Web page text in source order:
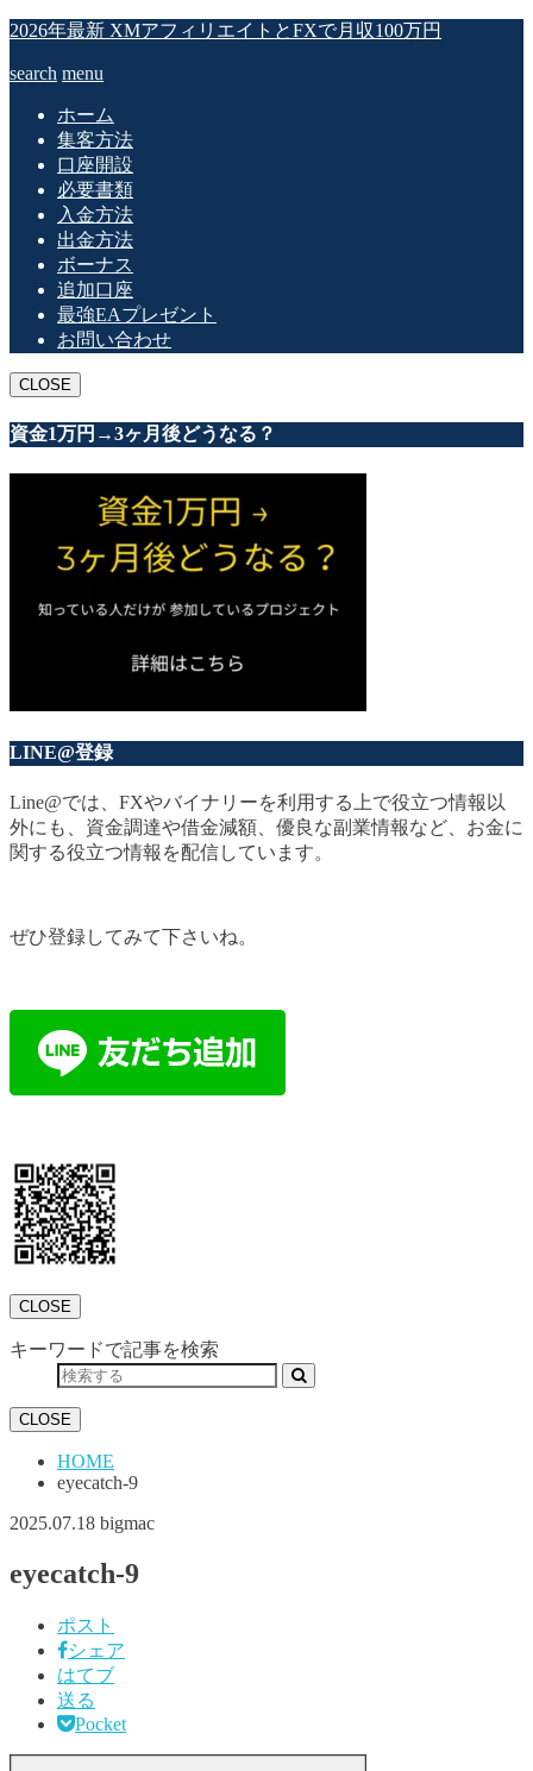
2026年最新 XMアフィリエイトとFXで月収100万円
search menu
ホーム
集客方法
口座開設
必要書類
入金方法
出金方法
ボーナス
追加口座
最強EAプレゼント
お問い合わせ
CLOSE
資金1万円→3ヶ月後どうなる？
LINE@登録
Line@では、FXやバイナリーを利用する上で役立つ情報以
外にも、資金調達や借金減額、優良な副業情報など、お金に
関する役立つ情報を配信しています。
ぜひ登録してみて下さいね。
CLOSE
キーワードで記事を検索
CLOSE
HOME
eyecatch-9
2025.07.18 bigmac
eyecatch-9
ポスト
シェア
はてブ
送る
Pocket